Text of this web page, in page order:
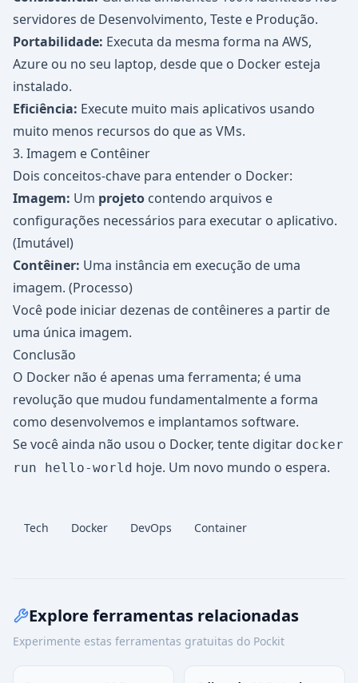
servidores de Desenvolvimento, Teste e Produção.
Portabilidade: Executa da mesma forma na AWS,
Azure ou no seu laptop, desde que o Docker esteja
instalado.
Eficiência: Execute muito mais aplicativos usando
muito menos recursos do que as VMs.
3. Imagem e Contêiner
Dois conceitos-chave para entender o Docker:
Imagem: Um projeto contendo arquivos e
configurações necessários para executar o aplicativo.
(Imutável)
Contêiner: Uma instância em execução de uma
imagem. (Processo)
Você pode iniciar dezenas de contêineres a partir de
uma única imagem.
Conclusão
O Docker não é apenas uma ferramenta; é uma
revolução que mudou fundamentalmente a forma
como desenvolvemos e implantamos software.
Se você ainda não usou o Docker, tente digitar docker
run hello-world hoje. Um novo mundo o espera.
Tech Docker DevOps Container
Explore ferramentas relacionadas
Experimente estas ferramentas gratuitas do Pockit